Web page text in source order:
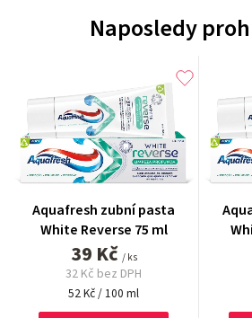
Naposledy
Aquafresh zubní pasta
White Reverse 75 ml
39 Kč / ks
32 Kč bez DPH
Měrná
52 Kč / 100 ml